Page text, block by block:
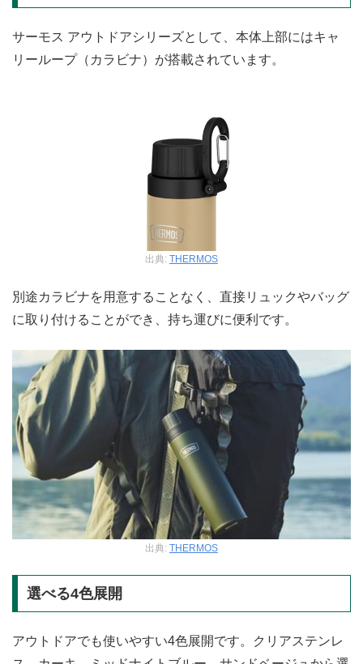
サーモス アウトドアシリーズとして、本体上部にはキャ
リーループ（カラビナ）が搭載されています。
出典: THERMOS
別途カラビナを用意することなく、直接リュックやバッグ
に取り付けることができ、持ち運びに便利です。
出典: THERMOS
選べる4色展開
アウトドアでも使いやすい4色展開です。クリアステンレ